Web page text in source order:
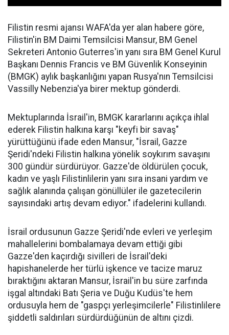
Filistin resmi ajansı WAFA'da yer alan habere göre,
Filistin'in BM Daimi Temsilcisi Mansur, BM Genel
Sekreteri Antonio Guterres'in yanı sıra BM Genel Kurul
Başkanı Dennis Francis ve BM Güvenlik Konseyinin
(BMGK) aylık başkanlığını yapan Rusya'nın Temsilcisi
Vassilly Nebenzia'ya birer mektup gönderdi.
Mektuplarında İsrail'in, BMGK kararlarını açıkça ihlal
ederek Filistin halkına karşı "keyfi bir savaş"
yürüttüğünü ifade eden Mansur, "İsrail, Gazze
Şeridi'ndeki Filistin halkına yönelik soykırım savaşını
300 gündür sürdürüyor. Gazze'de öldürülen çocuk,
kadın ve yaşlı Filistinlilerin yanı sıra insani yardım ve
sağlık alanında çalışan gönüllüler ile gazetecilerin
sayısındaki artış devam ediyor." ifadelerini kullandı.
İsrail ordusunun Gazze Şeridi'nde evleri ve yerleşim
mahallelerini bombalamaya devam ettiği gibi
Gazze'den kaçırdığı sivilleri de İsrail'deki
hapishanelerde her türlü işkence ve tacize maruz
bıraktığını aktaran Mansur, İsrail'in bu süre zarfında
işgal altındaki Batı Şeria ve Duğu Kudüs'te hem
ordusuyla hem de "gaspçı yerleşimcilerle" Filistinlilere
şiddetli saldırıları sürdürdüğünün de altını çizdi.